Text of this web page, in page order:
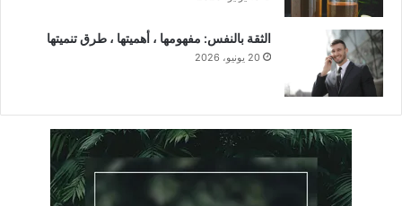
الثقة بالنفس: مفهومها ، أهميتها ، طرق تنميتها
20 يونيو، 2026